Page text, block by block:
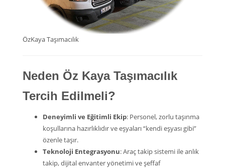
ÖzKaya Taşımacılık
Neden Öz Kaya Taşımacılık
Tercih Edilmeli?
Deneyimli ve Eğitimli Ekip: Personel, zorlu taşınma
koşullarına hazırlıklıdır ve eşyaları “kendi eşyası gibi”
özenle taşır.
Teknoloji Entegrasyonu: Araç takip sistemi ile anlık
takip, dijital envanter yönetimi ve şeffaf